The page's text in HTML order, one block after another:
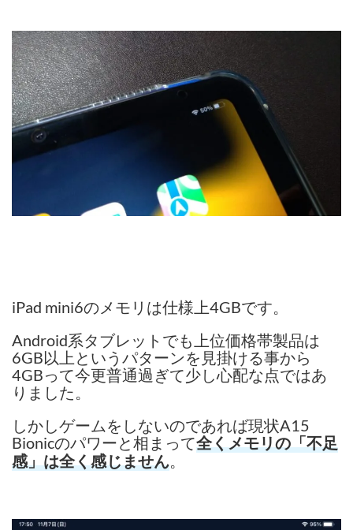
iPad mini6のメモリは仕様上4GBです。
Android系タブレットでも上位価格帯製品は
6GB以上というパターンを見掛ける事から
4GBって今更普通過ぎて少し心配な点ではあ
りました。
しかしゲームをしないのであれば現状A15
Bionicのパワーと相まって全くメモリの「不足
感」は全く感じません。